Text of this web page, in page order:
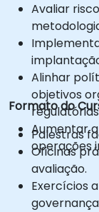
Avaliar
Alinhar
objetivos
Aumentar
operações
Formato do
Palestras
Oficinas
avaliação.
Exercícios